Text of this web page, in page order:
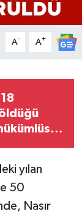
A- A+
yılan
50
Nasır